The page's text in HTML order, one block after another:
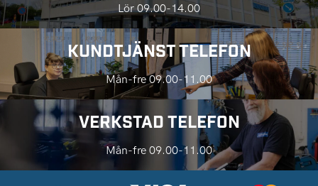
Lör 09.00-14.00
KUNDTJÄNST TELEFON
Mån-fre 09.00-11.00
VERKSTAD TELEFON
Mån-fre 09.00-11.00